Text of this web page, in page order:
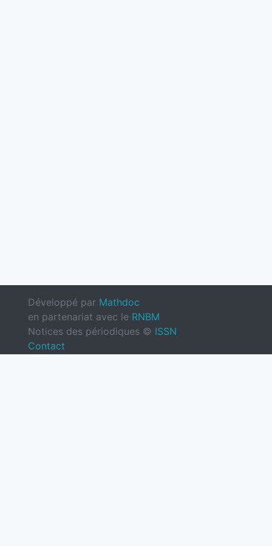
Développé par Mathdoc
en partenariat avec le RNBM
Notices des périodiques © ISSN
Contact